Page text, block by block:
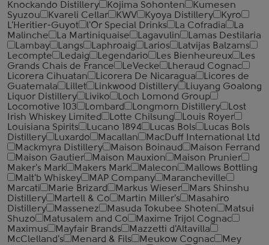
Knockando Distillery
Kojima Sohonten
Kumesen
Syuzou
Kvareli Cellar KWV Kyoya Distillery
Kyro
L'Heritier-Guyot
l'Or Special Drinks La Cofradia
La
Malinche
La Martiniquaise Lagavulin
Lamas Destilaria
Lambay
Langs Laphroaig Larios
Latvijas Balzams
Lecompte
Ledaig Legendario Les Bienheureux
Les
Grands Chais de France
LeVecke
Lheraud Cognac
Licorera Cihuatan
Licorera De Nicaragua
Licores de
Guatemala
Lillet Linkwood Distillery
Liuyang Goalong
Liquor Distillery
Liviko
Loch Lomond Group
Locomotive 103
Lombard Longmorn Distillery
Lost
Irish Whiskey Limited
Lotte Chilsung
Louis Royer
Louisiana Spirits
Lucano 1894 Lucas Bols
Lucas Bols
Distillery
Luxardo Macallan
MacDuff International Ltd
Mackmyra Distillery
Maison Boinaud
Maison Ferrand
Maison Gautier
Maison Mauxion
Maison Prunier
Maker's Mark
Makers Mark Malecon
Mallows Bottling
Malt'b Whiskey
MAP Company
Marancheville
Marcati
Marie Brizard Markus Wieser
Mars Shinshu
Distillery
Martell & Co Martin Miller's
Masahiro
Distillery
Massenez Masuda Tokubee Shoten
Matsui
Shuzo
Matusalem and Co
Maxime Trijol Cognac
Maximus
Mayfair Brands
Mazzetti d'Altavilla
McClelland's
Menard & Fils Meukow Cognac
Mey